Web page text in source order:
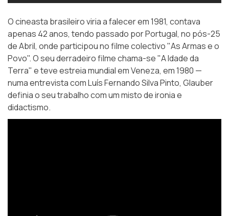
O cineasta brasileiro viria a falecer em 1981, contava
apenas 42 anos, tendo passado por Portugal, no pós-25
de Abril, onde participou no filme colectivo "As Armas e o
Povo". O seu derradeiro filme chama-se "A Idade da
Terra" e teve estreia mundial em Veneza, em 1980 —
numa entrevista com Luís Fernando Silva Pinto, Glauber
definia o seu trabalho com um misto de ironia e
didactismo.